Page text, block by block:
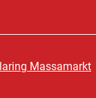
Massamarkt